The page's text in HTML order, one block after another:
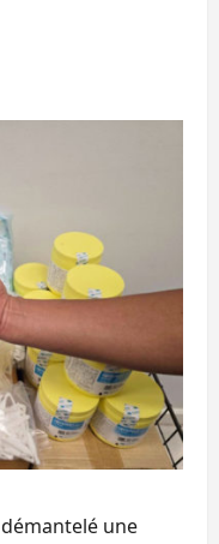
une